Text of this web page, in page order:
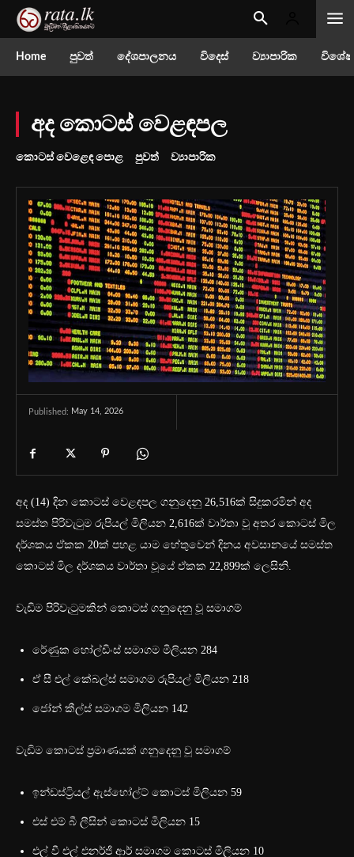
Home පුවත් දේශපාලනය විදෙස් ව්‍යාපාරික
අද කොටස් වෙළඳපල
කොටස් වෙළෙඳ පොළ පුවත් ව්‍යාපාරික
Published: May 14, 2026
අද (14) දින කොටස් වෙළඳපල ගනුදෙනු 26,516ක් සිදුකරමින් අද
සමස්ත පිරිවැටුම රුපියල් මිලියන 2,616ක් වාර්තා වූ අතර කොටස් මිල
දර්ශකය ඒකක 20ක් පහළ යාම හේතුවෙන් දිනය අවසානයේ සමස්ත
කොටස් මිල දර්ශකය වාර්තා වූයේ ඒකක 22,899ක් ලෙසිනි.
වැඩිම පිරිවැටුමකින් කොටස් ගනුදෙනු වූ සමාගම්
රේණුක හෝල්ඩිංස් සමාගම මිලියන 284
ඒ සී එල් කේබල්ස් සමාගම රුපියල් මිලියන 218
ජෝන් කීල්ස් සමාගම මිලියන 142
වැඩිම කොටස් ප්‍රමාණයක් ගනුදෙනු වූ සමාගම්
ඉන්ඩස්ට්‍රියල් ඇස්හෝල්ට් කොටස් මිලියන 59
එස් එම් බී ලීසින් කොටස් මිලියන 15
එල් වී එල් එනර්ජි ආර් සමාගම කොටස් මිලියන 10